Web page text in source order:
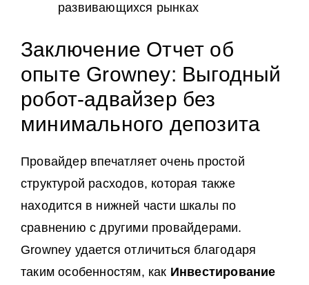
развивающихся рынках
Заключение Отчет об
опыте Growney: Выгодный
робот-адвайзер без
минимального депозита
Провайдер впечатляет очень простой
структурой расходов, которая также
находится в нижней части шкалы по
сравнению с другими провайдерами.
Growney удается отличиться благодаря
таким особенностям, как Инвестирование